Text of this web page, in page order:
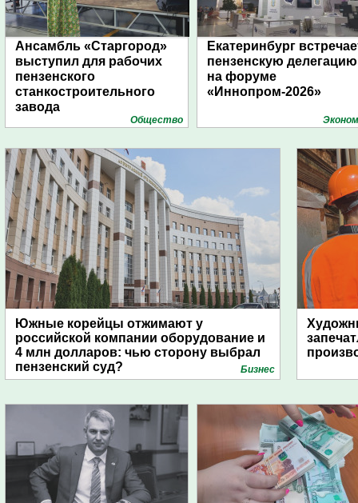
Ансамбль «Старгород»
выступил для рабочих
пензенского
станкостроительного
завода
Общество
Екатеринбург
пензенскую делегацию
на форуме
«Иннопром-2026»
Южные корейцы отжимают у
российской компании оборудование и
4 млн долларов: чью сторону выбрал
пензенский суд?
Бизнес